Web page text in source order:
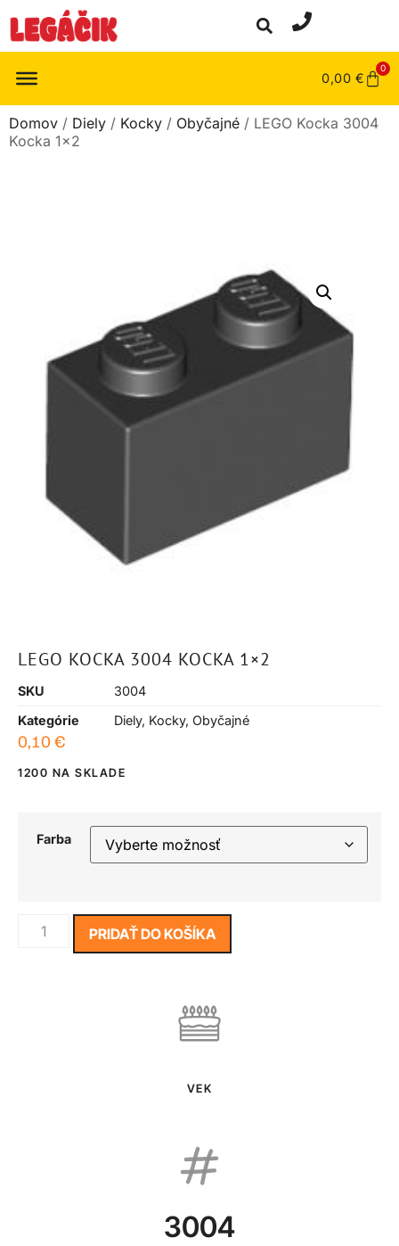
0,00 €
0
Domov / Diely / Kocky / Obyčajné / LEGO Kocka 3004
Kocka 1×2
LEGO KOCKA 3004 KOCKA 1×2
SKU
3004
Kategórie
Diely, Kocky, Obyčajné
0,10 €
1200 NA SKLADE
Farba
PRIDAŤ DO KOŠÍKA
VEK
3004